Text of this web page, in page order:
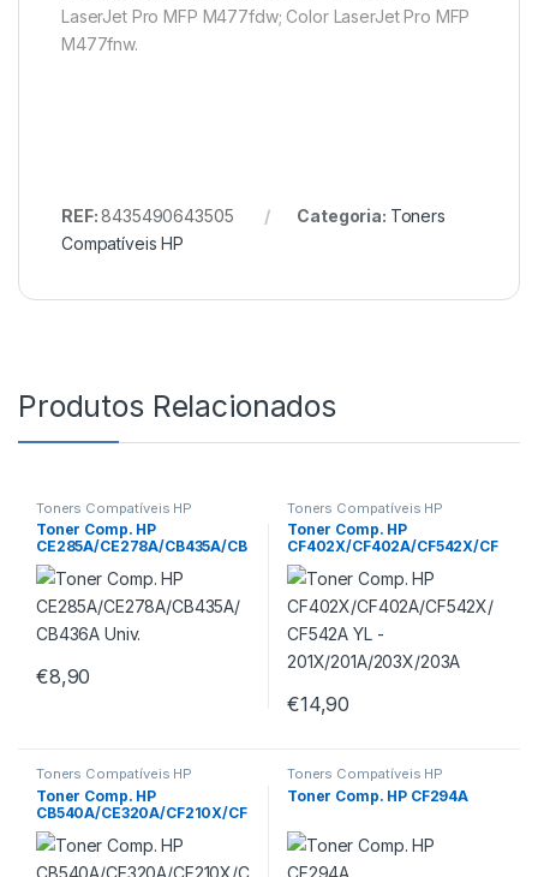
LaserJet Pro MFP M477fdw; Color LaserJet Pro MFP
M477fnw.
REF:8435490643505 Categoria: Toners
Compatíveis HP
Produtos Relacionados
Toners Compatíveis HP
Toner Comp. HP
CE285A/CE278A/CB435A/CB
436A Univ.
€8,90
Toners Compatíveis HP
Toner Comp. HP
CF402X/CF402A/CF542X/CF
542A YL –
201X/201A/203X/203A
€14,90
Toners Compatíveis HP
Toner Comp. HP
CB540A/CE320A/CF210X/CF
210A BK
Toners Compatíveis HP
Toner Comp. HP CF294A